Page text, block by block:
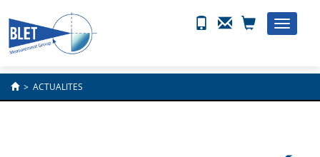
Toggle
> ACTUALITES